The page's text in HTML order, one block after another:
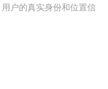
户的真实身份和位置信